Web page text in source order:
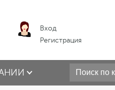
Вход
Регистрация